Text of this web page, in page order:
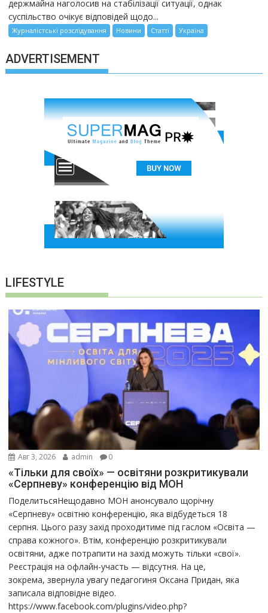
держмайна наголосив на стабілізації ситуації, однак
суспільство очікує відповідей щодо...
Журналістські розслідування Новини Статті Україна
ADVERTISEMENT
LIFESTYLE
Авг 3, 2026 admin 0
«Тільки для своїх» — освітяни розкритикували
«Серпневу» конференцію від МОН
ПоделитьсяНещодавно МОН анонсувало щорічну
«Серпневу» освітню конференцію, яка відбудеться 18
серпня. Цього разу захід проходитиме під гаслом «Освіта —
справа кожного». Втім, конференцію розкритикували
освітяни, адже потрапити на захід можуть тільки «свої».
Реєстрація на офлайн-участь — відсутня. На це,
зокрема, звернула увагу педагогиня Оксана Придан, яка
записала відповідне відео.
https://www.facebook.com/plugins/video.php?